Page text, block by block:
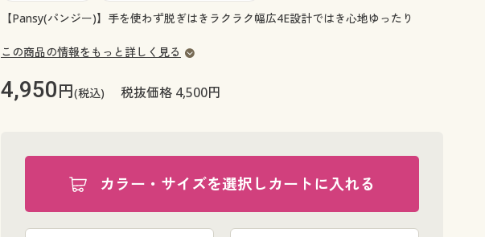
【Pansy(パンジー)】手を使わず脱ぎはきラクラク幅広4E設計ではき心地ゆったり
この商品の情報をもっと詳しく見る
4,950円(税込) 税抜価格 4,500円
カラー・サイズを選択しカートに入れる